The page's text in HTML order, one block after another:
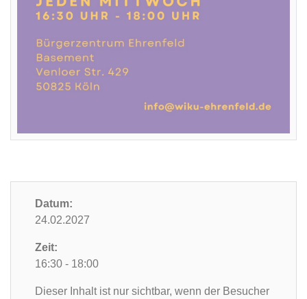
Datum:
24.02.2027
Zeit:
16:30 - 18:00
Dieser Inhalt ist nur sichtbar, wenn der Besucher